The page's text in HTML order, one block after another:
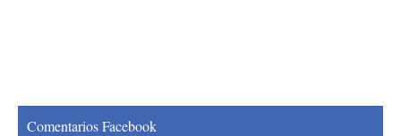
Comentarios Facebook